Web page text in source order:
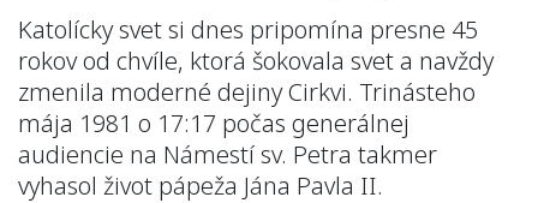
Katolícky svet si dnes pripomína presne 45
rokov od chvíle, ktorá šokovala svet a navždy
zmenila moderné dejiny Cirkvi. Trinásteho
mája 1981 o 17:17 počas generálnej
audiencie na Námestí sv. Petra takmer
vyhasol život pápeža Jána Pavla II.